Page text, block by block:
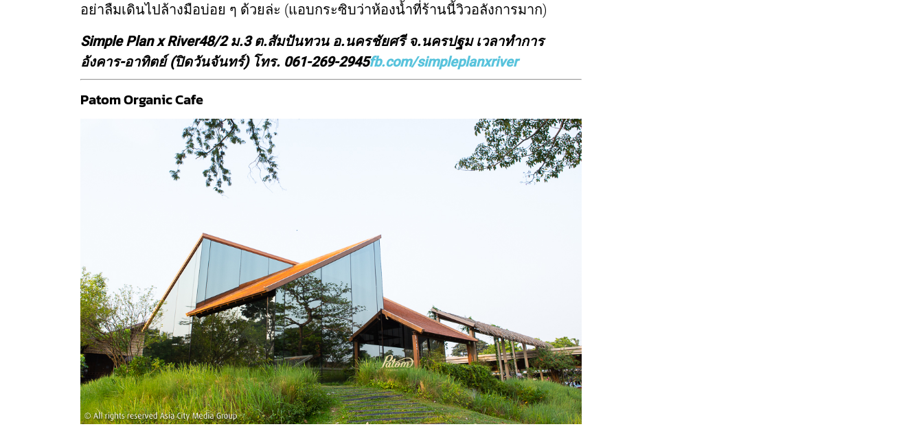
อย่าลืมเดินไปล้างมือบ่อย ๆ ด้วยล่ะ (แอบกระซิบว่าห้องน้ำที่ร้านนี้วิวอลังการมาก)
Simple Plan x River48/2 ม.3 ต.สัมปันทวน อ.นครชัยศรี จ.นครปฐม เวลาทำการ
อังคาร-อาทิตย์ (ปิดวันจันทร์) โทร. 061-269-2945fb.com/simpleplanxriver
Patom Organic Cafe